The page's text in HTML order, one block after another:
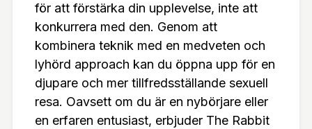
för att förstärka din upplevelse, inte att
konkurrera med den. Genom att
kombinera teknik med en medveten och
lyhörd approach kan du öppna upp för en
djupare och mer tillfredsställande sexuell
resa. Oavsett om du är en nybörjare eller
en erfaren entusiast, erbjuder The Rabbit